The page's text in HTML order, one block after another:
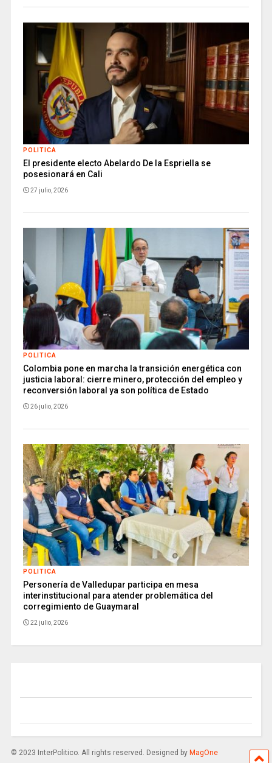
POLITICA
El presidente electo Abelardo De la Espriella se
posesionará en Cali
27 julio, 2026
POLITICA
Colombia pone en marcha la transición energética con
justicia laboral: cierre minero, protección del empleo y
reconversión laboral ya son política de Estado
26 julio, 2026
POLITICA
Personería de Valledupar participa en mesa
interinstitucional para atender problemática del
corregimiento de Guaymaral
22 julio, 2026
© 2023 InterPolitico. All rights reserved. Designed by MagOne